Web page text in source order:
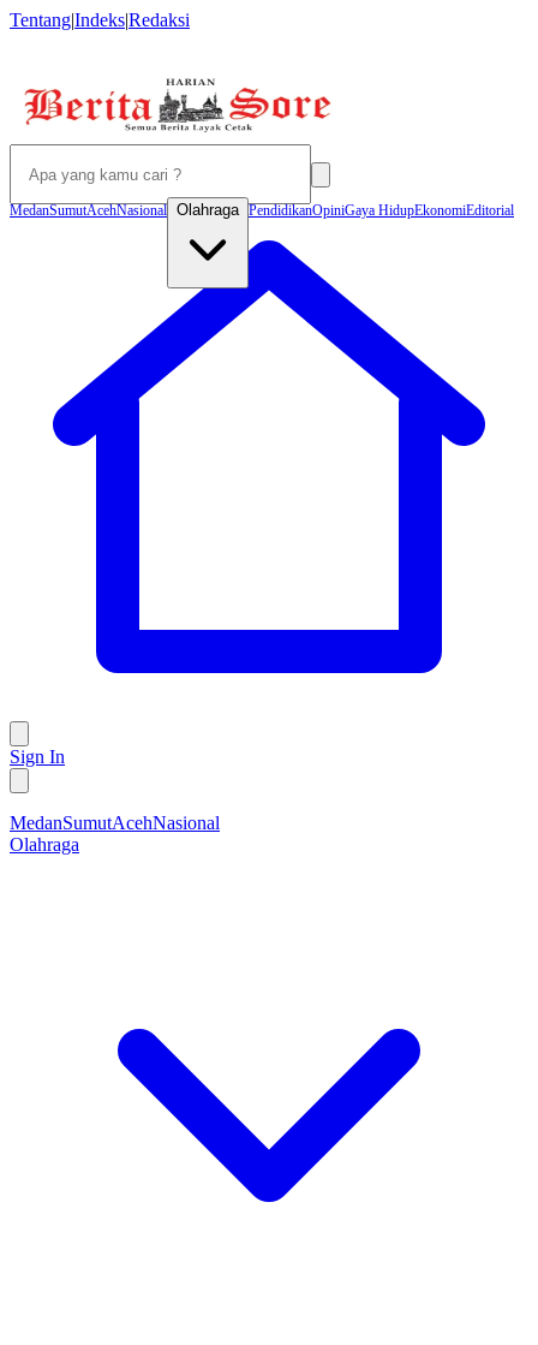
Tentang|Indeks|Redaksi
MedanSumutAcehNasional Olahraga PendidikanOpiniGaya HidupEkonomiEditorial
Sign In
MedanSumutAcehNasional
Olahraga